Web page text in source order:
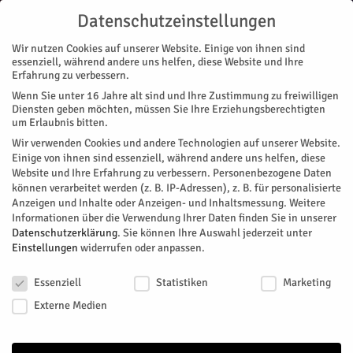
Start Stadtteile Jülich Abgesagt – One Woman Show
STADTTEILE JÜLICH
Abgesagt – One Woman Show
VonHERZOG Redaktion- Mai 22, 2026 106 0
Facebook Twitter
Datenschutzeinstellungen
Wir nutzen Cookies auf unserer Website. Einige von ihnen sind
essenziell, während andere uns helfen, diese Website und Ihre
Erfahrung zu verbessern.
Wenn Sie unter 16 Jahre alt sind und Ihre Zustimmung zu freiwilligen
Diensten geben möchten, müssen Sie Ihre Erziehungsberechtigten
um Erlaubnis bitten.
Wir verwenden Cookies und andere Technologien auf unserer Website.
Einige von ihnen sind essenziell, während andere uns helfen, diese
Website und Ihre Erfahrung zu verbessern. Personenbezogene Daten
können verarbeitet werden (z. B. IP-Adressen), z. B. für personalisierte
Anzeigen und Inhalte oder Anzeigen- und Inhaltsmessung. Weitere
Informationen über die Verwendung Ihrer Daten finden Sie in unserer
Datenschutzerklärung. Sie können Ihre Auswahl jederzeit unter
Einstellungen widerrufen oder anpassen.
Essenziell
Statistiken
Marketing
Externe Medien